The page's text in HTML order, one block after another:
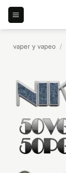
Saltar
contenido
vaper y vapeo /